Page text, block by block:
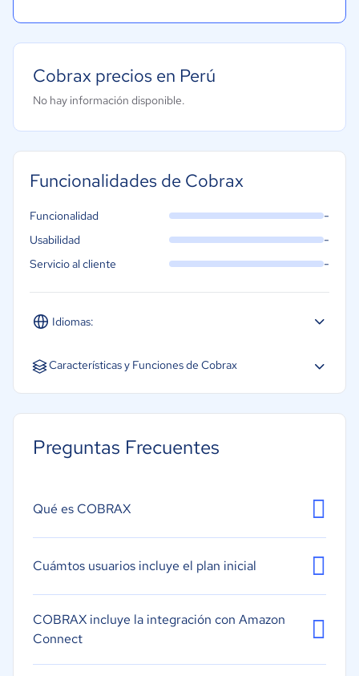
Cobrax precios en Perú
No hay información disponible.
Funcionalidades de Cobrax
Idiomas:
Español
Funcionalidad -
Usabilidad -
Servicio al cliente -
Características y Funciones de Cobrax
Gestión de calendarios
Preguntas Frecuentes
Qué es COBRAX
Cuámtos usuarios incluye el plan inicial
COBRAX incluye la integración con Amazon
Connect